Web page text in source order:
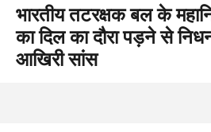
भारतीय तटरक्षक बल के
का दिल का दौरा पड़ने से
आखिरी सांस